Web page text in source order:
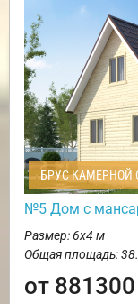
БРУС КАМЕРНОЙ
№5 Дом с
Размер: 6х4 м
Общая площадь:
от 881300